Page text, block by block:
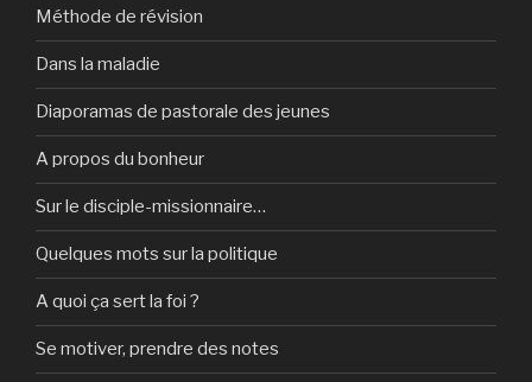
Méthode de révision
Dans la maladie
Diaporamas de pastorale des jeunes
A propos du bonheur
Sur le disciple-missionnaire…
Quelques mots sur la politique
A quoi ça sert la foi ?
Se motiver, prendre des notes